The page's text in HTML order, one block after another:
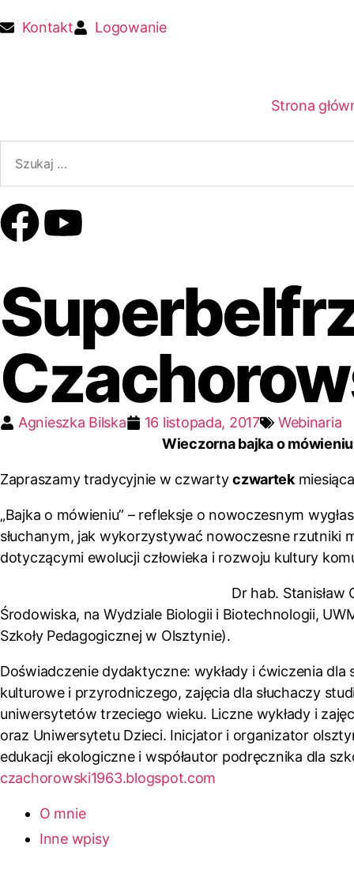
Kontakt Logowanie
Strona
Agnieszka Bilska 16 listopada, 2017
Webinaria
Wieczorna bajka o
Zapraszamy tradycyjnie w czwartyczwartek
„Bajka o mówieniu” – refleksje o nowoczesnym
słuchanym, jak wykorzystywać nowoczesne rzutniki
dotyczącymi ewolucji człowieka i rozwoju kultury
Dr hab.
Środowiska, na Wydziale Biologii i Biotechnologii,
Szkoły Pedagogicznej w Olsztynie).
Doświadczenie dydaktyczne: wykłady i ćwiczenia
kulturowe i przyrodniczego, zajęcia dla słuchaczy
uniwersytetów trzeciego wieku. Liczne wykłady i
oraz Uniwersytetu Dzieci. Inicjator i organizator
edukacji ekologiczne i współautor podręcznika dla
czachorowski1963.blogspot.com
O mnie
Inne wpisy